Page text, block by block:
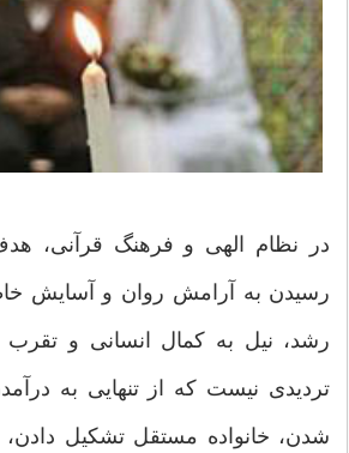
در نظام الهی و فرهنگ قرآنی،
رسیدن به آرامش روان و آسایش
رشد، نیل به کمال انسانی و
تردیدی نیست که از تنهایی به
شدن، خانواده مستقل تشکیل